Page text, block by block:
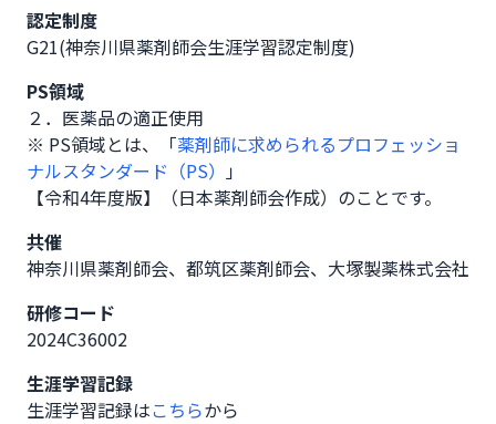
認定制度
G21(神奈川県薬剤師会生涯学習認定制度)
PS領域
２．医薬品の適正使用
※ PS領域とは、「薬剤師に求められるプロフェッショ
ナルスタンダード（PS） 」
【令和4年度版】（日本薬剤師会作成）のことです。
共催
神奈川県薬剤師会、都筑区薬剤師会、大塚製薬株式会社
研修コード
2024C36002
生涯学習記録
生涯学習記録はこちらから